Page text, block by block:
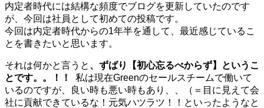
内定者時代には結構な頻度でブログを更新していたのです
が、今回は社員として初めての投稿です。
今回は内定者時代からの1年半を通して、最近感じているこ
とを書きたいと思います。
それは何かと言うと 、ずばり【初心忘るべからず】というこ
とです。。！！
私は現在Greenのセールスチームで働いて
いるのですが、良い時も悪い時もあり、、（＝目に見えて会
社に貢献できているな！元気ハツラツ！！といったようなと